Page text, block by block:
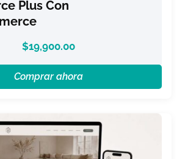
Plus Con
$19,900.00
Comprar ahora